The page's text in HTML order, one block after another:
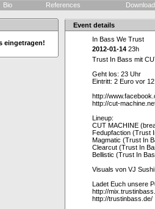
Bio References
eingetragen!
Event details
In Bass We Trust
2012-01-14 23h
Trust In Bass mit
Geht los: 23 Uhr
Eintritt: 2 Euro vor
http://
http://cut-
Lineup:
CUT MACHINE
Fedupfaction (Trust
Magmatic (Trust In
Clearcut (Trust In
Bellistic (Trust In
Visuals von VJ Sushi
Ladet Euch unsere
http://
http://trustinbass.de/